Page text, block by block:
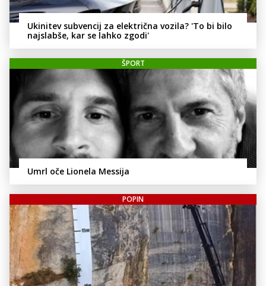
Ukinitev subvencij za električna vozila? 'To bi bilo
najslabše, kar se lahko zgodi'
ŠPORT
Umrl oče Lionela Messija
POPIN